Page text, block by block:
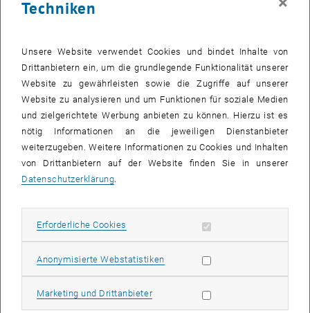
Anwendungsbeispiele:
Geschenkannahme
Veruntreuung
Förderungsmissbrauch
Techniken
Unsere Website verwendet Cookies und bindet Inhalte von
Drittanbietern ein, um die grundlegende Funktionalität unserer
Website zu gewährleisten sowie die Zugriffe auf unserer
Website zu analysieren und um Funktionen für soziale Medien
und zielgerichtete Werbung anbieten zu können. Hierzu ist es
nötig Informationen an die jeweiligen Dienstanbieter
weiterzugeben. Weitere Informationen zu Cookies und Inhalten
von Drittanbietern auf der Website finden Sie in unserer
Datenschutzerklärung
Erforderliche Cookies Erforderliche Cookies zulassen
Anonymisierte WebstatistikenStatistik Cookies zulassen
Marketing und DrittanbieterMarketing Cookies zulassen